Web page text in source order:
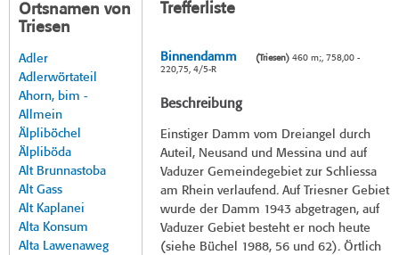
Ortsnamen von
Triesen
Adler
Adlerwörtateil
Ahorn, bim -
Allmein
Älpliböchel
Älpliböda
Alt Brunnastoba
Alt Gass
Alt Kaplanei
Alta Konsum
Alta Lawenaweg
Trefferliste
Binnendamm (Triesen)460 m;, 758,00 -
220,75, 4/5-R
Beschreibung
Einstiger Damm vom Dreiangel durch
Auteil, Neusand und Messina und auf
Vaduzer Gemeindegebiet zur Schliessa
am Rhein verlaufend. Auf Triesner Gebiet
wurde der Damm 1943 abgetragen, auf
Vaduzer Gebiet besteht er noch heute
(siehe Büchel 1988, 56 und 62). Örtlich